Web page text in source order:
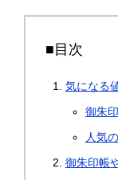
■目次
気になる
御朱
人気
御朱印帳